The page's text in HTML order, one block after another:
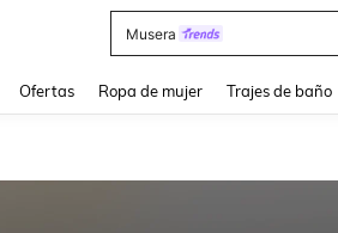
Musera
Ofertas Ropa de mujer Trajes de baño